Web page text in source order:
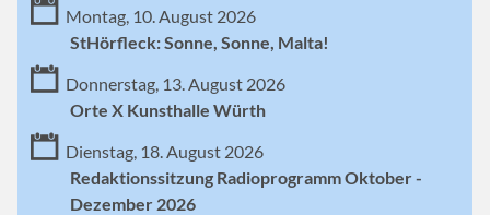
Montag, 10. August 2026
StHörfleck: Sonne, Sonne, Malta!
Donnerstag, 13. August 2026
Orte X Kunsthalle Würth
Dienstag, 18. August 2026
Redaktionssitzung Radioprogramm Oktober -
Dezember 2026